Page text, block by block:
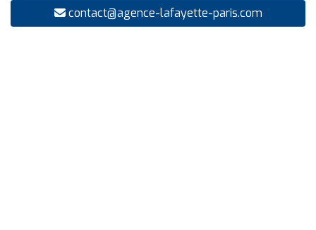
contact@agence-lafayette-paris.com